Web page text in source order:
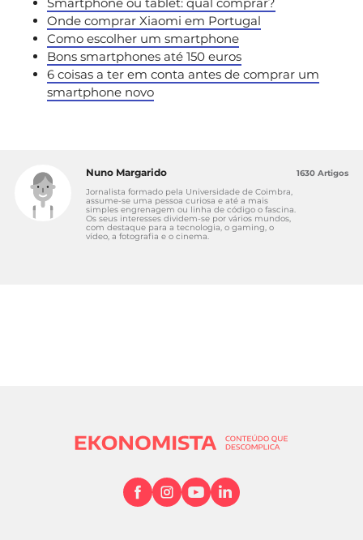
Onde comprar Xiaomi em Portugal
Como escolher um smartphone
Bons smartphones até 150 euros
6 coisas a ter em conta antes de comprar um
smartphone novo
Nuno Margarido
Jornalista formado pela Universidade de Coimbra,
assume-se uma pessoa curiosa e até a mais
simples engrenagem ou linha de código o fascina.
Os seus interesses dividem-se por vários mundos,
com destaque para a tecnologia, o gaming, o
vídeo, a fotografia e o cinema.
1630 Artigos